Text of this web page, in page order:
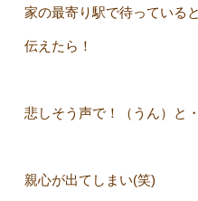
家の最寄り駅で待っていると
伝えたら！
悲しそう声で！（うん）と
親心が出てしまい(笑)